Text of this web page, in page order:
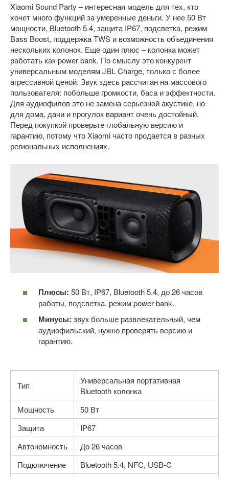
Xiaomi Sound Party – интересная модель для тех, кто
хочет много функций за умеренные деньги. У нее 50 Вт
мощности, Bluetooth 5.4, защита IP67, подсветка, режим
Bass Boost, поддержка TWS и возможность объединения
нескольких колонок. Еще один плюс – колонка может
работать как power bank. По смыслу это конкурент
универсальным моделям JBL Charge, только с более
агрессивной ценой. Звук здесь рассчитан на массового
пользователя: побольше громкости, баса и эффектности.
Для аудиофилов это не замена серьезной акустике, но
для дома, дачи и прогулок вариант очень достойный.
Перед покупкой проверьте глобальную версию и
гарантию, потому что Xiaomi часто продается в разных
региональных исполнениях.
Плюсы: 50 Вт, IP67, Bluetooth 5.4, до 26 часов
работы, подсветка, режим power bank.
Минусы: звук больше развлекательный, чем
аудиофильский, нужно проверять версию и
гарантию.
Тип
Универсальная портативная
Bluetooth колонка
Мощность
50 Вт
Защита
IP67
Автономность
До 26 часов
Подключение
Bluetooth 5.4, NFC, USB-C